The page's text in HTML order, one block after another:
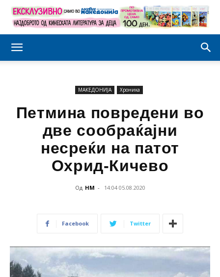
МАКЕДОНИЈА Хроника
Петмина повредени во
две сообраќајни
несреќи на патот
Охрид-Кичево
Од НМ - 14:04 05.08.2020
Facebook Twitter